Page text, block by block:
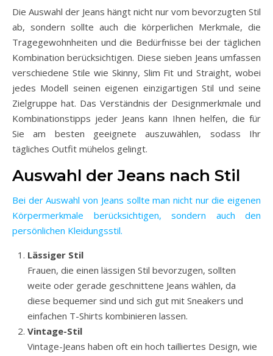
Die Auswahl der Jeans hängt nicht nur vom bevorzugten Stil
ab, sondern sollte auch die körperlichen Merkmale, die
Tragegewohnheiten und die Bedürfnisse bei der täglichen
Kombination berücksichtigen. Diese sieben Jeans umfassen
verschiedene Stile wie Skinny, Slim Fit und Straight, wobei
jedes Modell seinen eigenen einzigartigen Stil und seine
Zielgruppe hat. Das Verständnis der Designmerkmale und
Kombinationstipps jeder Jeans kann Ihnen helfen, die für
Sie am besten geeignete auszuwählen, sodass Ihr
tägliches Outfit mühelos gelingt.
Auswahl der Jeans nach Stil
Bei der Auswahl von Jeans sollte man nicht nur die eigenen
Körpermerkmale berücksichtigen, sondern auch den
persönlichen Kleidungsstil.
Lässiger Stil
Frauen, die einen lässigen Stil bevorzugen, sollten
weite oder gerade geschnittene Jeans wählen, da
diese bequemer sind und sich gut mit Sneakers und
einfachen T-Shirts kombinieren lassen.
Vintage-Stil
Vintage-Jeans haben oft ein hoch tailliertes Design, wie